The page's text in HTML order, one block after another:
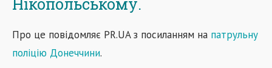
Про це повідомляє PR.UAз посиланням на патрульну
поліцію Донеччини.